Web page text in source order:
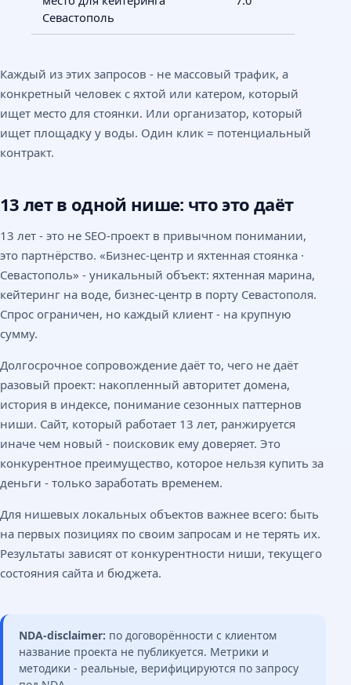
Севастополь
Каждый из этих запросов - не массовый трафик, а
конкретный человек с яхтой или катером, который
ищет место для стоянки. Или организатор, который
ищет площадку у воды. Один клик = потенциальный
контракт.
13 лет в одной нише: что это даёт
13 лет - это не SEO-проект в привычном понимании,
это партнёрство. «Бизнес-центр и яхтенная стоянка ·
Севастополь» - уникальный объект: яхтенная марина,
кейтеринг на воде, бизнес-центр в порту Севастополя.
Спрос ограничен, но каждый клиент - на крупную
сумму.
Долгосрочное сопровождение даёт то, чего не даёт
разовый проект: накопленный авторитет домена,
история в индексе, понимание сезонных паттернов
ниши. Сайт, который работает 13 лет, ранжируется
иначе чем новый - поисковик ему доверяет. Это
конкурентное преимущество, которое нельзя купить за
деньги - только заработать временем.
Для нишевых локальных объектов важнее всего: быть
на первых позициях по своим запросам и не терять их.
Результаты зависят от конкурентности ниши, текущего
состояния сайта и бюджета.
NDA-disclaimer: по договорённости с клиентом
название проекта не публикуется. Метрики и
методики - реальные, верифицируются по запросу